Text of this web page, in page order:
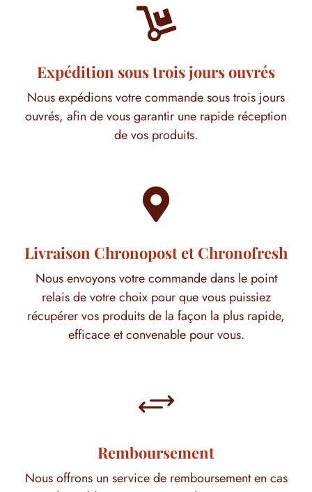

Expédition sous trois jours ouvrés
Nous expédions votre commande sous trois jours
ouvrés, afin de vous garantir une rapide réception
de vos produits.

Livraison Chronopost et Chronofresh
Nous envoyons votre commande dans le point
relais de votre choix pour que vous puissiez
récupérer vos produits de la façon la plus rapide,
efficace et convenable pour vous.
+
Remboursement
Nous offrons un service de remboursement en cas